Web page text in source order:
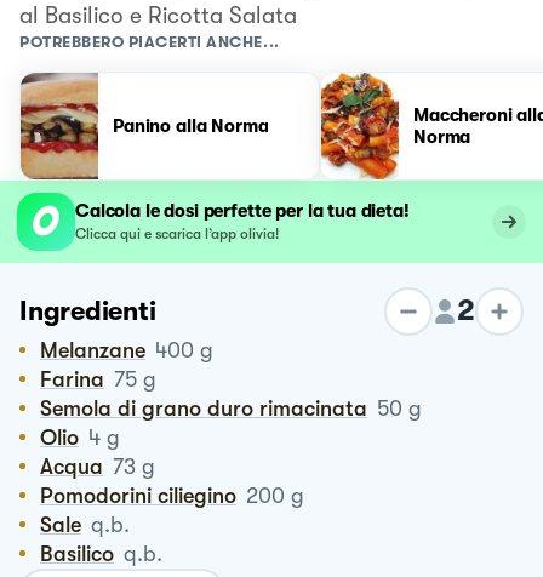
al Basilico e Ricotta Salata
POTREBBERO PIACERTI ANCHE...
Panino alla Norma
Maccheroni
Norma
Calcola le dosi perfette per la tua dieta!
Clicca qui e scarica l’app olivia!
Ingredienti 2
Melanzane 400 g
Farina 75 g
Semola di grano duro rimacinata 50 g
Olio 4 g
Acqua 73 g
Pomodorini ciliegino 200 g
Sale q.b.
Basilico q.b.